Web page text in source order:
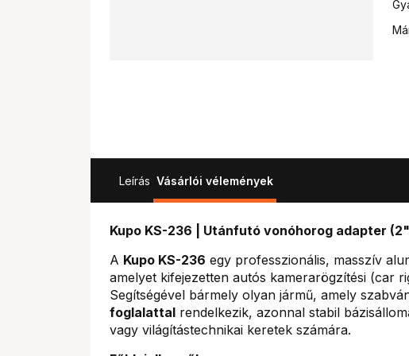
Leírás Vásárlói vélemények
Kupo KS-236 | Utánfutó vonóhorog adapter
A Kupo KS-236 egy professzionális, masszív
amelyet kifejezetten autós kamerarögzítési (car
Segítségével bármely olyan jármű, amely
foglalattal rendelkezik, azonnal stabil
vagy világítástechnikai keretek számára.